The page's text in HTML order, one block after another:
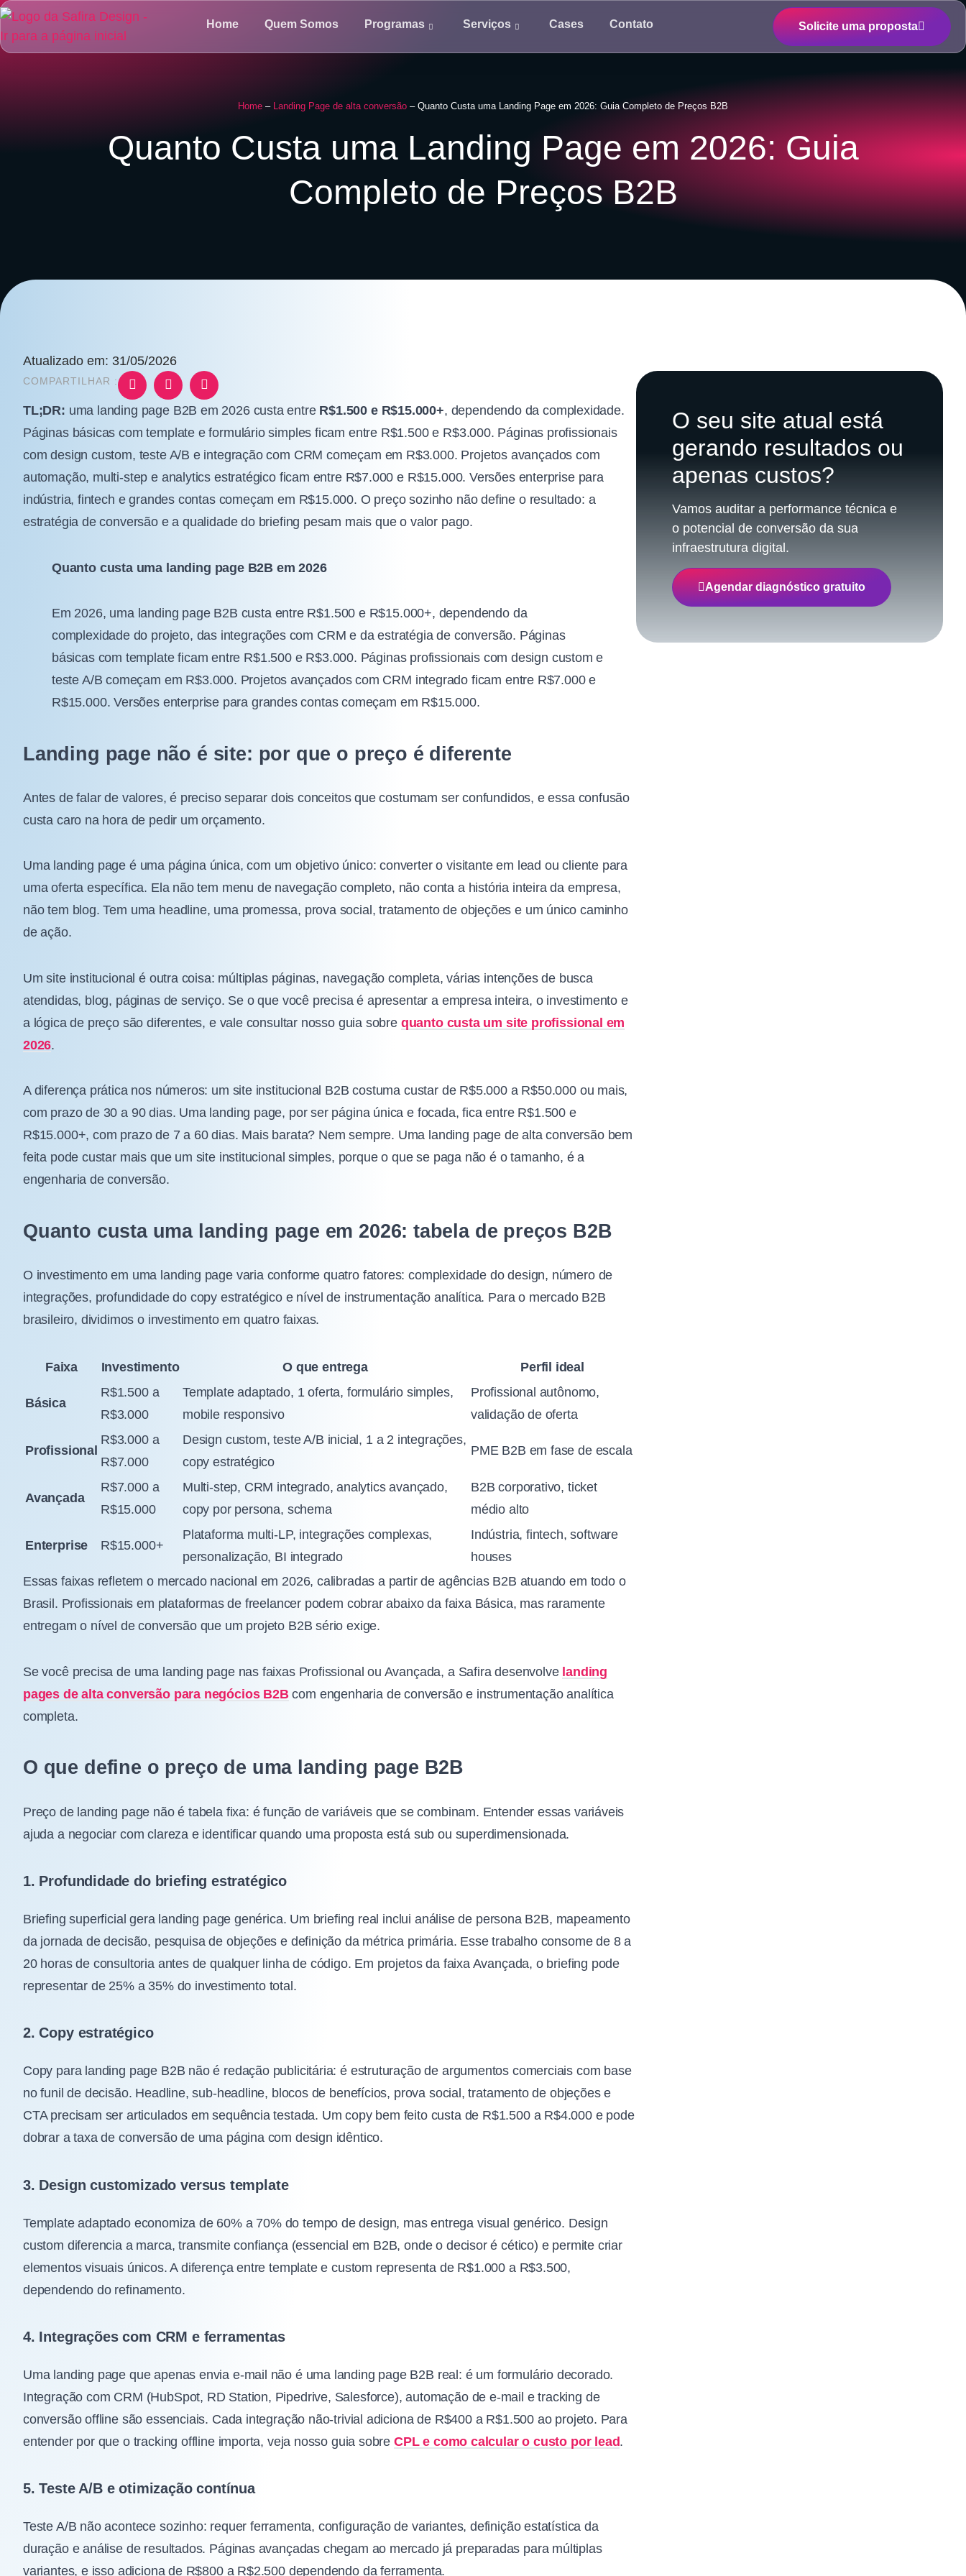
Home Quem Somos Programas Serviços Cases Contato Solicite uma proposta
Home – Landing Page de alta conversão – Quanto Custa uma Landing Page em 2026: Guia Completo de Preços B2B
Quanto Custa uma Landing Page em 2026: Guia
Completo de Preços B2B
Atualizado em: 31/05/2026
COMPARTILHAR :
TL;DR: uma landing page B2B em 2026 custa entre R$1.500 e R$15.000+, dependendo da complexidade.
Páginas básicas com template e formulário simples ficam entre R$1.500 e R$3.000. Páginas profissionais
com design custom, teste A/B e integração com CRM começam em R$3.000. Projetos avançados com
automação, multi-step e analytics estratégico ficam entre R$7.000 e R$15.000. Versões enterprise para
indústria, fintech e grandes contas começam em R$15.000. O preço sozinho não define o resultado: a
estratégia de conversão e a qualidade do briefing pesam mais que o valor pago.
Quanto custa uma landing page B2B em 2026
Em 2026, uma landing page B2B custa entre R$1.500 e R$15.000+, dependendo da
complexidade do projeto, das integrações com CRM e da estratégia de conversão. Páginas
básicas com template ficam entre R$1.500 e R$3.000. Páginas profissionais com design custom e
teste A/B começam em R$3.000. Projetos avançados com CRM integrado ficam entre R$7.000 e
R$15.000. Versões enterprise para grandes contas começam em R$15.000.
Landing page não é site: por que o preço é diferente
Antes de falar de valores, é preciso separar dois conceitos que costumam ser confundidos, e essa confusão
custa caro na hora de pedir um orçamento.
Uma landing page é uma página única, com um objetivo único: converter o visitante em lead ou cliente para
uma oferta específica. Ela não tem menu de navegação completo, não conta a história inteira da empresa,
não tem blog. Tem uma headline, uma promessa, prova social, tratamento de objeções e um único caminho
de ação.
Um site institucional é outra coisa: múltiplas páginas, navegação completa, várias intenções de busca
atendidas, blog, páginas de serviço. Se o que você precisa é apresentar a empresa inteira, o investimento e
a lógica de preço são diferentes, e vale consultar nosso guia sobre quanto custa um site profissional em
2026.
A diferença prática nos números: um site institucional B2B costuma custar de R$5.000 a R$50.000 ou mais,
com prazo de 30 a 90 dias. Uma landing page, por ser página única e focada, fica entre R$1.500 e
R$15.000+, com prazo de 7 a 60 dias. Mais barata? Nem sempre. Uma landing page de alta conversão bem
feita pode custar mais que um site institucional simples, porque o que se paga não é o tamanho, é a
engenharia de conversão.
Quanto custa uma landing page em 2026: tabela de preços B2B
O investimento em uma landing page varia conforme quatro fatores: complexidade do design, número de
integrações, profundidade do copy estratégico e nível de instrumentação analítica. Para o mercado B2B
brasileiro, dividimos o investimento em quatro faixas.
Faixa Investimento O que entrega Perfil ideal
Básica
R$1.500 a
R$3.000
Template adaptado, 1 oferta, formulário simples,
mobile responsivo
Profissional autônomo,
validação de oferta
Profissional
R$3.000 a
R$7.000
Design custom, teste A/B inicial, 1 a 2 integrações,
copy estratégico
PME B2B em fase de escala
Avançada
R$7.000 a
R$15.000
Multi-step, CRM integrado, analytics avançado,
copy por persona, schema
B2B corporativo, ticket
médio alto
Enterprise R$15.000+
Plataforma multi-LP, integrações complexas,
personalização, BI integrado
Indústria, fintech, software
houses
Essas faixas refletem o mercado nacional em 2026, calibradas a partir de agências B2B atuando em todo o
Brasil. Profissionais em plataformas de freelancer podem cobrar abaixo da faixa Básica, mas raramente
entregam o nível de conversão que um projeto B2B sério exige.
Se você precisa de uma landing page nas faixas Profissional ou Avançada, a Safira desenvolve landing
pages de alta conversão para negócios B2Bcom engenharia de conversão e instrumentação analítica
completa.
O que define o preço de uma landing page B2B
Preço de landing page não é tabela fixa: é função de variáveis que se combinam. Entender essas variáveis
ajuda a negociar com clareza e identificar quando uma proposta está sub ou superdimensionada.
1. Profundidade do briefing estratégico
Briefing superficial gera landing page genérica. Um briefing real inclui análise de persona B2B, mapeamento
da jornada de decisão, pesquisa de objeções e definição da métrica primária. Esse trabalho consome de 8 a
20 horas de consultoria antes de qualquer linha de código. Em projetos da faixa Avançada, o briefing pode
representar de 25% a 35% do investimento total.
2. Copy estratégico
Copy para landing page B2B não é redação publicitária: é estruturação de argumentos comerciais com base
no funil de decisão. Headline, sub-headline, blocos de benefícios, prova social, tratamento de objeções e
CTA precisam ser articulados em sequência testada. Um copy bem feito custa de R$1.500 a R$4.000 e pode
dobrar a taxa de conversão de uma página com design idêntico.
3. Design customizado versus template
Template adaptado economiza de 60% a 70% do tempo de design, mas entrega visual genérico. Design
custom diferencia a marca, transmite confiança (essencial em B2B, onde o decisor é cético) e permite criar
elementos visuais únicos. A diferença entre template e custom representa de R$1.000 a R$3.500,
dependendo do refinamento.
4. Integrações com CRM e ferramentas
Uma landing page que apenas envia e-mail não é uma landing page B2B real: é um formulário decorado.
Integração com CRM (HubSpot, RD Station, Pipedrive, Salesforce), automação de e-mail e tracking de
conversão offline são essenciais. Cada integração não-trivial adiciona de R$400 a R$1.500 ao projeto. Para
entender por que o tracking offline importa, veja nosso guia sobre CPL e como calcular o custo por lead.
5. Teste A/B e otimização contínua
Teste A/B não acontece sozinho: requer ferramenta, configuração de variantes, definição estatística da
duração e análise de resultados. Páginas avançadas chegam ao mercado já preparadas para múltiplas
variantes, e isso adiciona de R$800 a R$2.500 dependendo da ferramenta.
O seu site atual está
gerando resultados ou
apenas custos?
Vamos auditar a performance técnica e
o potencial de conversão da sua
infraestrutura digital.
Agendar diagnóstico gratuito